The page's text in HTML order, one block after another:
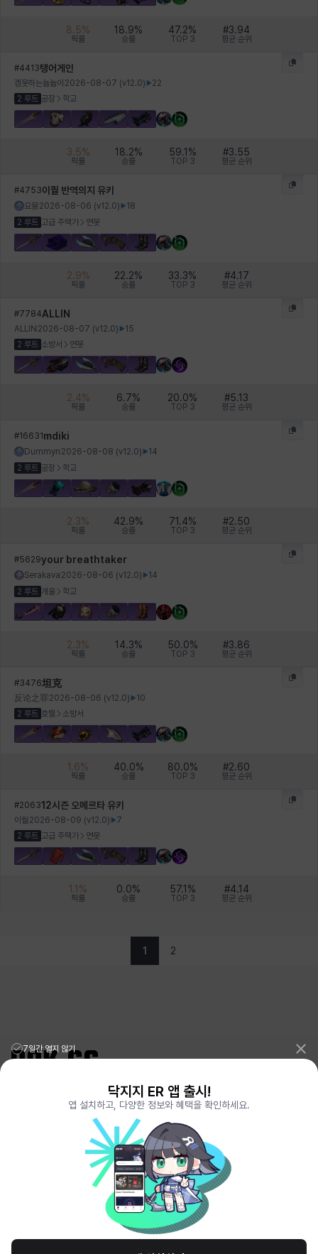
8.5%
픽률
18.9%
승률
47.2%
TOP 3
#3.94
평균 순위
#4413탱어게인
겜못하는늅늅이 2026-08-07 (v12.0)
22
2 루트 공장 학교
3.5%
픽률
18.2%
승률
59.1 %
TOP 3
#3.55
평균 순위
#4753이퀄 반역의지 유키
요묭2026-08-06 (v12.0)
18
2 루트 고급 주택가 연못
2.9%
픽률
22.2%
승률
33.3%
TOP 3
#4.17
평균 순위
#7784ALLIN
ALLIN 2026-08-07 (v12.0)
15
2 루트 소방서 연못
2.4%
픽률
6.7%
승률
20.0%
TOP 3
#5.13
평균 순위
#16631 mdiki
Dummyn 2026-08-08 (v12.0)
14
2 루트 공장 학교
2.3%
픽률
42.9%
승률
71.4%
TOP 3
#2.50
평균 순위
#5629your breathtaker
Serakava 2026-08-06 (v12.0)
14
2 루트 개울 학교
2.3%
픽률
14.3%
승률
50.0%
TOP 3
#3.86
평균 순위
#3476坦克
反论之罪 2026-08-06 (v12.0)
10
2 루트 호텔 소방서
1.6%
픽률
40.0%
승률
80.0%
TOP 3
#2.60
평균 순위
#206312시즌 오메르타 유키
이월 2026-08-09 (v12.0)
7
2 루트 고급 주택가 연못
1.1 %
픽률
0.0%
승률
57.1 %
TOP 3
#4.14
평균 순위
1 2
리그오브레전드 전적검색 포로지지PORO.GG
전략적팀전투 TFT 전적검색 롤체지지 LOLCHESS.GG
메이플스토리 종합통계MAPLE.GG
VALORANT.DAK.GG
배틀그라운드 전적검색PUBG.DAK.GG
이터널 리턴 전적검색ER.DAK.GG
GENSHIN.DAK.GG
DEADLOCK.DAK.GG
서비스 이용 약관 개인정보 취급방침 제휴 문의 고객센터 채용
7일간 열지 않기
닥지지 ER 앱 출시!
앱 설치하고, 다양한 정보와 혜택을 확인하세요.